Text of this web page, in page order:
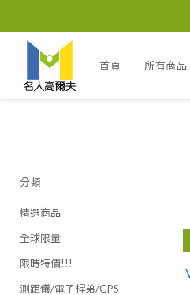
首頁 所有商品
分類
精選商品
全球限量
限時特價!!!
測距儀/電子桿弟/GPS